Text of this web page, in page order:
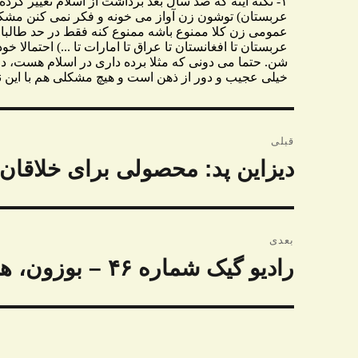
نوشته
قبلی
نوشته
دیزاین پد: محصولی برای
بعدی
نوشته
رادیو گیک شماره ۴۶ – بوزون، هیگز و چیزهایی که نمی شه گفت